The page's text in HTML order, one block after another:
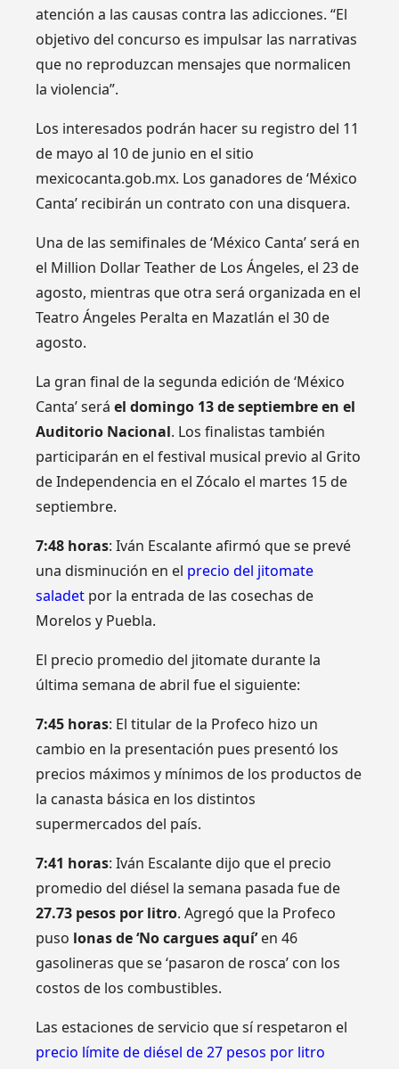
atención a las causas contra las adicciones. “El
objetivo del concurso es impulsar las narrativas
que no reproduzcan mensajes que normalicen
la violencia”.
Los interesados podrán hacer su registro del 11
de mayo al 10 de junio en el sitio
mexicocanta.gob.mx. Los ganadores de ‘México
Canta’ recibirán un contrato con una disquera.
Una de las semifinales de ‘México Canta’ será en
el Million Dollar Teather de Los Ángeles, el 23 de
agosto, mientras que otra será organizada en el
Teatro Ángeles Peralta en Mazatlán el 30 de
agosto.
La gran final de la segunda edición de ‘México
Canta’ seráel domingo 13 de septiembre en el
Auditorio Nacional. Los finalistas también
participarán en el festival musical previo al Grito
de Independencia en el Zócalo el martes 15 de
septiembre.
7:48 horas: Iván Escalante afirmó que se prevé
una disminución en el precio del jitomate
saladet por la entrada de las cosechas de
Morelos y Puebla.
El precio promedio del jitomate durante la
última semana de abril fue el siguiente:
7:45 horas: El titular de la Profeco hizo un
cambio en la presentación pues presentó los
precios máximos y mínimos de los productos de
la canasta básica en los distintos
supermercados del país.
7:41 horas: Iván Escalante dijo que el precio
promedio del diésel la semana pasada fue de
27.73 pesos por litro. Agregó que la Profeco
puso lonas de ‘No cargues aquí’en 46
gasolineras que se ‘pasaron de rosca’ con los
costos de los combustibles.
Las estaciones de servicio que sí respetaron el
precio límite de diésel de 27 pesos por litro